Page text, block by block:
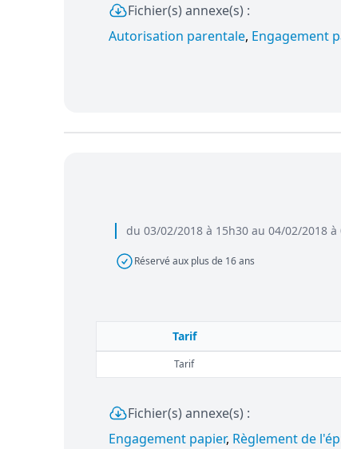
Fichier(s) annexe(s) :
Autorisation parentale, Engagement
du 03/02/2018 à 15h30 au 04/02/2018 à
Réservé aux plus de 16 ans
Tarif
Tarif
Fichier(s) annexe(s) :
Engagement papier, Règlement de